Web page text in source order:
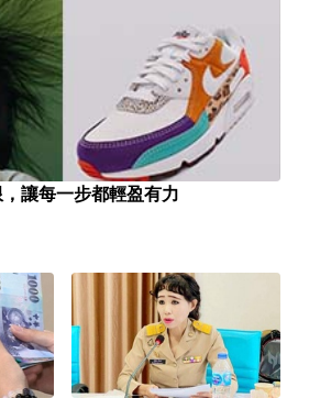
讓每一步都輕盈有力